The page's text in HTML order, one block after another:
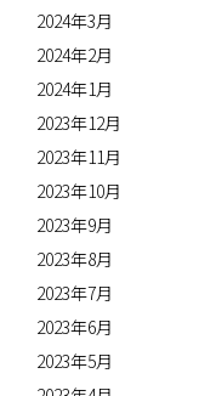
2024年3月
2024年2月
2024年1月
2023年12月
2023年11月
2023年10月
2023年9月
2023年8月
2023年7月
2023年6月
2023年5月